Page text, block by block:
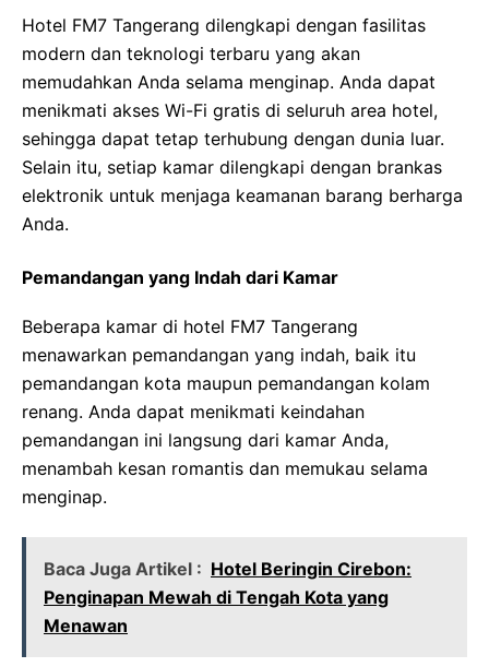
Hotel FM7 Tangerang dilengkapi dengan fasilitas
modern dan teknologi terbaru yang akan
memudahkan Anda selama menginap. Anda dapat
menikmati akses Wi-Fi gratis di seluruh area hotel,
sehingga dapat tetap terhubung dengan dunia luar.
Selain itu, setiap kamar dilengkapi dengan brankas
elektronik untuk menjaga keamanan barang berharga
Anda.
Pemandangan yang Indah dari Kamar
Beberapa kamar di hotel FM7 Tangerang
menawarkan pemandangan yang indah, baik itu
pemandangan kota maupun pemandangan kolam
renang. Anda dapat menikmati keindahan
pemandangan ini langsung dari kamar Anda,
menambah kesan romantis dan memukau selama
menginap.
Baca Juga Artikel : Hotel Beringin Cirebon:
Penginapan Mewah di Tengah Kota yang
Menawan